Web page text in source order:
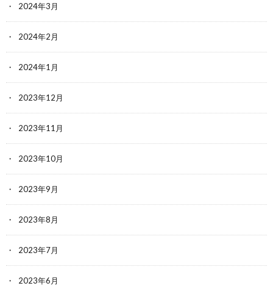
2024年3月
2024年2月
2024年1月
2023年12月
2023年11月
2023年10月
2023年9月
2023年8月
2023年7月
2023年6月